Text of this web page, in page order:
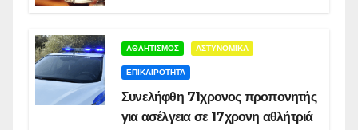
ΑΘΛΗΤΙΣΜΟΣ ΑΣΤΥΝΟΜΙΚΑ
ΕΠΙΚΑΙΡΟΤΗΤΑ
Συνελήφθη 71χρονος προπονητής
για ασέλγεια σε 17χρονη αθλήτριά